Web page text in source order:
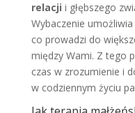
relacji i głębszego
Wybaczenie
co prowadzi do
między Wami. Z tego
czas w zrozumienie i
w codziennym życiu